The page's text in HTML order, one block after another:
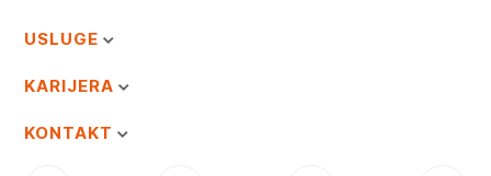
USLUGE
KARIJERA
KONTAKT